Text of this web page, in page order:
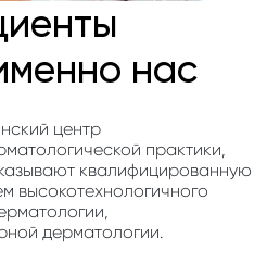
нас
центр
практики,
квалифицированную
высокотехнологичного
дерматологии.